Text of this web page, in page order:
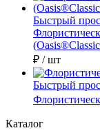
Быстрый
₽ / шт
Быстрый
Каталог